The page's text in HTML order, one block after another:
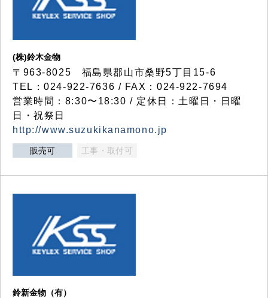
(株)鈴木金物
〒963-8025 福島県郡山市桑野5丁目15-6
TEL：024-922-7636 / FAX：024-922-7694
営業時間：8:30〜18:30 / 定休日：土曜日・日曜
日・祝祭日
http://www.suzukikanamono.jp
販売可 工事・取付可
鈴新金物（有）